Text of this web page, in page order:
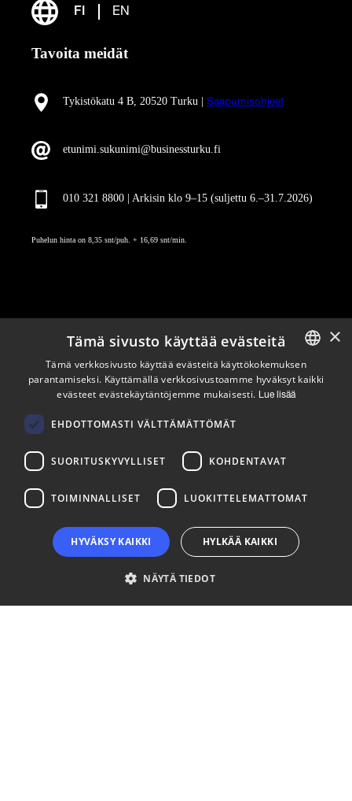
FI EN
Tavoita meidät
Tykistökatu 4 B, 20520 Turku | Saapumisohjeet
etunimi.sukunimi@businessturku.fi
010 321 8800 | Arkisin klo 9–15 (suljettu 6.–31.7.2026)
Puhelun hinta on 8,35 snt/puh. + 16,69 snt/min.
Pysy ajan tasalla
Tilaa uutiskirjeemme
Seuraa meitä
LinkedIn Facebook Instagram
ENGLISH
×
Tämä sivusto käyttää evästeitä
Tämä verkkosivusto käyttää evästeitä käyttökokemuksen
parantamiseksi. Käyttämällä verkkosivustoamme hyväksyt kaikki
evästeet evästekäytäntöjemme mukaisesti. Lue lisää
EHDOTTOMASTI VÄLTTÄMÄTTÖMÄT
SUORITUSKYVYLLISET KOHDENTAVAT
TOIMINNALLISET LUOKITTELEMATTOMAT
HYVÄKSY KAIKKI HYLKÄÄ KAIKKI
NÄYTÄ TIEDOT